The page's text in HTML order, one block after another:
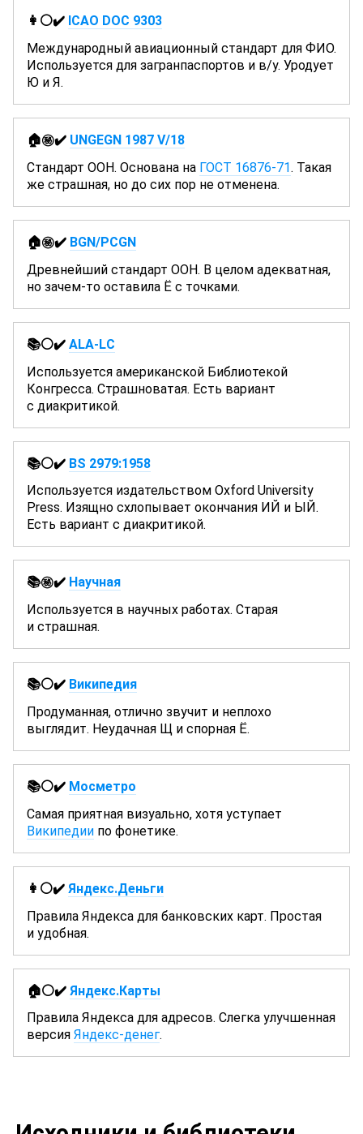
👩⚪✔️ ICAO DOC 9303
Международный авиационный стандарт для ФИО.
Используется для загранпаспортов и в/у. Уродует
Ю и Я.
🏠㊙️✔️ UNGEGN 1987 V/18
Стандарт ООН. Основана на ГОСТ 16876-71. Такая
же страшная, но до сих пор не отменена.
🏠㊙️✔️ BGN/PCGN
Древнейший стандарт ООН. В целом адекватная,
но зачем-то оставила Ё с точками.
📚⚪✔️ ALA-LC
Используется американской Библиотекой
Конгресса. Страшноватая. Есть вариант
с диакритикой.
📚⚪✔️ BS 2979:1958
Используется издательством Oxford University
Press. Изящно схлопывает окончания ИЙ и ЫЙ.
Есть вариант с диакритикой.
📚㊙️✔️ Научная
Используется в научных работах. Старая
и страшная.
📚⚪✔️ Википедия
Продуманная, отлично звучит и неплохо
выглядит. Неудачная Щ и спорная Ё.
📚⚪✔️ Мосметро
Самая приятная визуально, хотя уступает
Википедии по фонетике.
👩⚪✔️ Яндекс.Деньги
Правила Яндекса для банковских карт. Простая
и удобная.
🏠⚪✔️ Яндекс.Карты
Правила Яндекса для адресов. Слегка улучшенная
версия Яндекс-денег.